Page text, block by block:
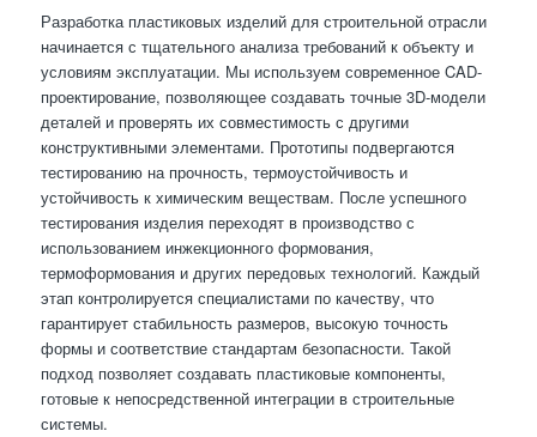
Разработка пластиковых изделий для строительной отрасли
начинается с тщательного анализа требований к объекту и
условиям эксплуатации. Мы используем современное CAD-
проектирование, позволяющее создавать точные 3D-модели
деталей и проверять их совместимость с другими
конструктивными элементами. Прототипы подвергаются
тестированию на прочность, термоустойчивость и
устойчивость к химическим веществам. После успешного
тестирования изделия переходят в производство с
использованием инжекционного формования,
термоформования и других передовых технологий. Каждый
этап контролируется специалистами по качеству, что
гарантирует стабильность размеров, высокую точность
формы и соответствие стандартам безопасности. Такой
подход позволяет создавать пластиковые компоненты,
готовые к непосредственной интеграции в строительные
системы.